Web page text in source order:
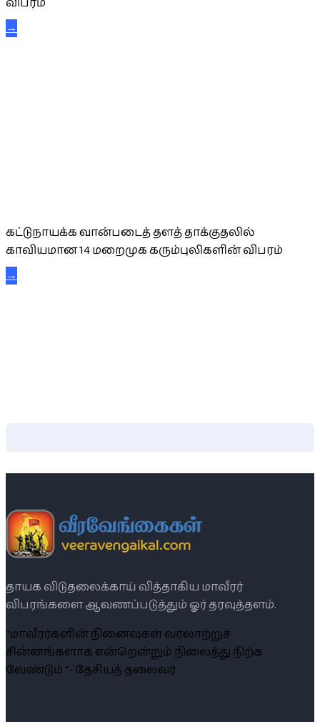
→
கட்டுநாயக்க வான்படைத் தளத் தாக்குதலில்
காவியமான 14 மறைமுக கரும்புலிகளின் விபரம்
→
தாயக விடுதலைக்காய் வித்தாகிய மாவீரர்
விபரங்களை ஆவணப்படுத்தும் ஓர் தரவுத்தளம்.
“மாவீரர்களின் நினைவுகள் வரலாற்றுச்
சின்னங்களாக என்றென்றும் நிலைத்து நிற்க
வேண்டும் ”- தேசியத் தலைவர்